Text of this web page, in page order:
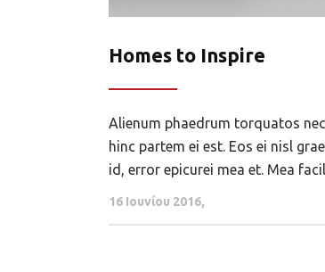
Homes to Inspire
Alienum phaedrum torquatos
hinc partem ei est. Eos ei nisl
id, error epicurei mea et. Mea
16 Ιουνίου 2016